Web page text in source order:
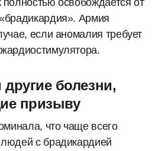
полностью освобождается от
Армия
если аномалия требует
болезни,
призыву
что чаще всего
с брадикардией